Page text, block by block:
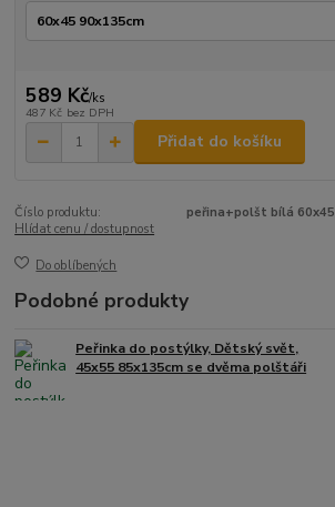
589 Kč/ks
487 Kč bez DPH
Přidat do košíku
Číslo produktu:
peřina+polšt bílá
Hlídat cenu / dostupnost
Do oblíbených
Podobné produkty
Peřinka do postýlky, Dětský svět,
45x55 85x135cm se dvěma polštáři